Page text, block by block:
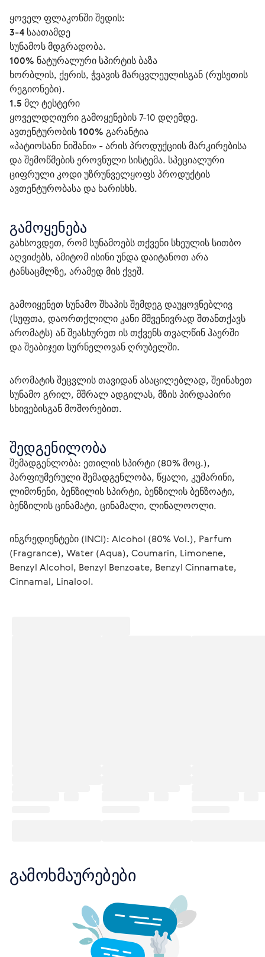
ყოველ ფლაკონში შედის:
3-4 საათამდე
სუნამოს მდგრადობა.
100% ნატურალური სპირტის ბაზა
ხორბლის, ქერის, ჭვავის მარცვლეულისგან (რუსეთის
რეგიონები).
1.5 მლ ტესტერი
ყოველდღიური გამოყენების 7-10 დღემდე.
ავთენტურობის 100% გარანტია
«პატიოსანი ნიშანი» - არის პროდუქციის მარკირებისა
და შემოწმების ეროვნული სისტემა. სპეციალური
ციფრული კოდი უზრუნველყოფს პროდუქტის
ავთენტურობასა და ხარისხს.
გამოყენება
გახსოვდეთ, რომ სუნამოებს თქვენი სხეულის სითბო
აღვიძებს, ამიტომ ისინი უნდა დაიტანოთ არა
ტანსაცმლზე, არამედ მის ქვეშ.
გამოიყენეთ სუნამო შხაპის შემდეგ დაუყოვნებლივ
(სუფთა, დაორთქლილი კანი მშვენივრად შთანთქავს
არომატს) ან შეასხურეთ ის თქვენს თვალწინ ჰაერში
და შეაბიჯეთ სურნელოვან ღრუბელში.
არომატის შეცვლის თავიდან ასაცილებლად, შეინახეთ
სუნამო გრილ, მშრალ ადგილას, მზის პირდაპირი
სხივებისგან მოშორებით.
შედგენილობა
შემადგენლობა: ეთილის სპირტი (80% მოც.),
პარფიუმერული შემადგენლობა, წყალი, კუმარინი,
ლიმონენი, ბენზილის სპირტი, ბენზილის ბენზოატი,
ბენზილის ცინამატი, ცინამალი, ლინალოოლი.
ინგრედიენტები (INCI): Alcohol (80% Vol.), Parfum
(Fragrance), Water (Aqua), Coumarin, Limonene,
Benzyl Alcohol, Benzyl Benzoate, Benzyl Cinnamate,
Cinnamal, Linalool.
გამოხმაურებები